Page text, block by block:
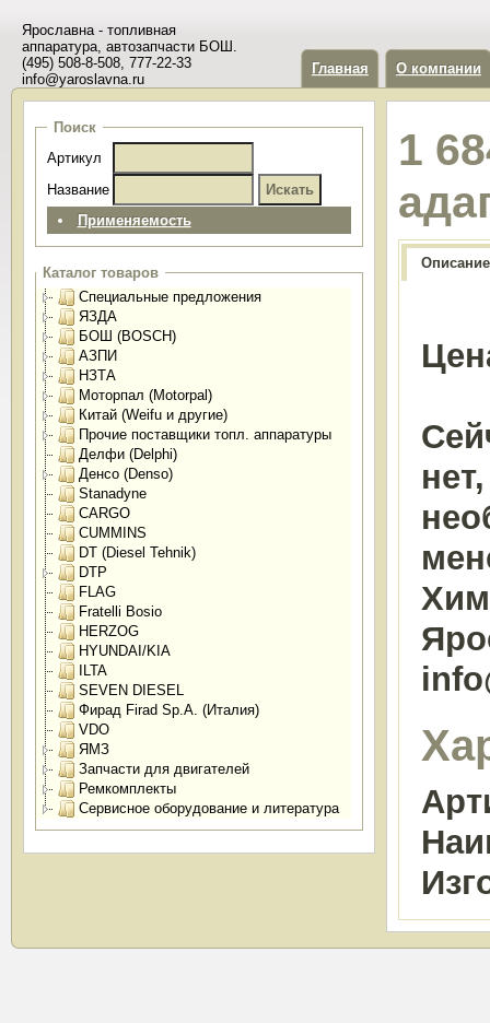
Ярославна - топливная
аппаратура, автозапчасти БОШ.
(495) 508-8-508, 777-22-33
info@yaroslavna.ru
Главная О компании
Поиск
Артикул
Название
Применяемость
Каталог товаров
Специальные предложения
ЯЗДА
БОШ (BOSCH)
АЗПИ
НЗТА
Моторпал (Motorpal)
Китай (Weifu и другие)
Прочие поставщики топл. аппаратуры
Делфи (Delphi)
Денсо (Denso)
Stanadyne
CARGO
CUMMINS
DT (Diesel Tehnik)
DTP
FLAG
Fratelli Bosio
HERZOG
HYUNDAI/KIA
ILTA
SEVEN DIESEL
Фирад Firad Sp.A. (Италия)
VDO
ЯМЗ
Запчасти для двигателей
Ремкомплекты
Сервисное оборудование и литература
1
Описание